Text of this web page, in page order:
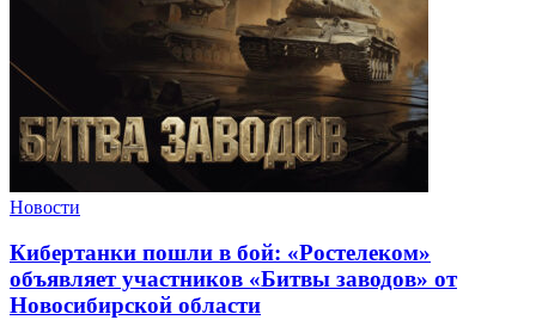
Новости
Кибертанки пошли в бой: «Ростелеком»
объявляет участников «Битвы заводов» от
Новосибирской области